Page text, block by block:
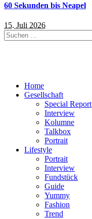
60 Sekunden bis Neapel
15. Juli 2026
Suchen
nach:
Home
Gesellschaft
Special Report
Interview
Kolumne
Talkbox
Portrait
Lifestyle
Portrait
Interview
Fundstück
Guide
Yummy
Fashion
Trend